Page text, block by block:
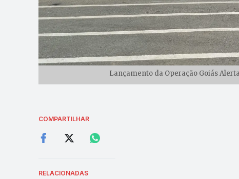
Lançamento da Operação Goiás
COMPARTILHAR
RELACIONADAS